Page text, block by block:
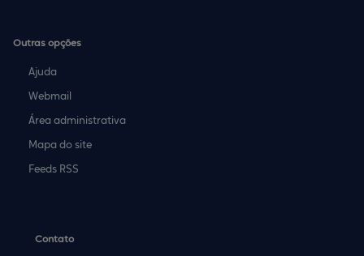
Outras opções
Ajuda
Webmail
Área administrativa
Mapa do site
Feeds RSS
Contato